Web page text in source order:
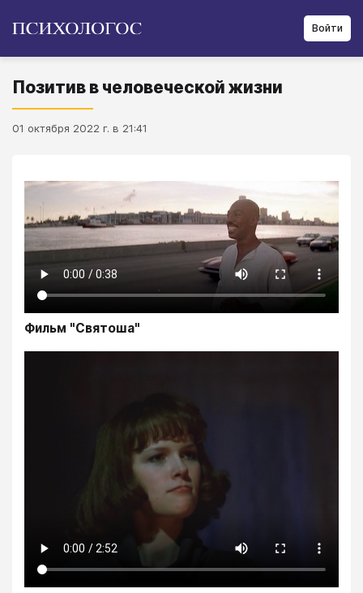
Войти
Позитив в человеческой жизни
01 октября 2022 г. в 21:41
Фильм "Святоша"